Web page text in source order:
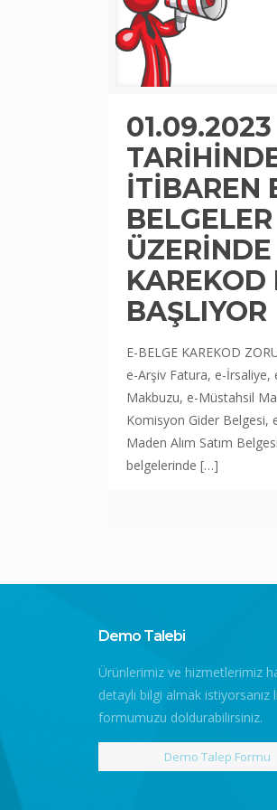
01.09.2023
İTİBAREN
BELGELER
ÜZERİNDE
KAREKOD
BAŞLIYOR
E-BELGE KAREKOD
e-Arşiv Fatura, e-İrsaliye,
Makbuzu, e-Müstahsil
Komisyon Gider Belgesi,
Maden Alım Satım
belgelerinde […]
Demo Talebi
Ürünlerimiz ve hizmetlerimiz
detaylı bilgi almak istiyorsanız
formumuzu doldurabilirsiniz.
Demo Talep Formu